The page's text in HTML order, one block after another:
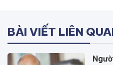
BÀI VIẾT LIÊN